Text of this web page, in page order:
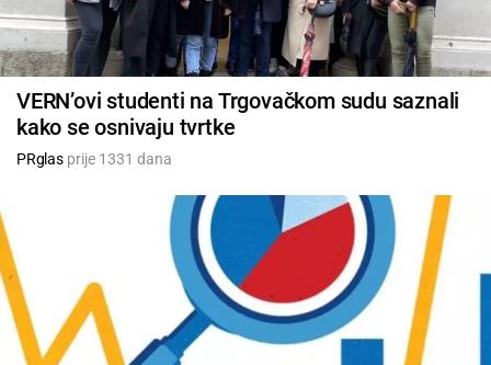
VERN’ovi studenti na Trgovačkom sudu saznali
kako se osnivaju tvrtke
PRglasprije 1331 dana